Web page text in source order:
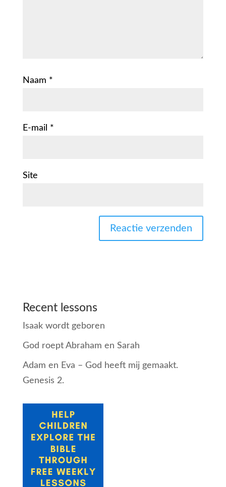
Naam *
E-mail *
Site
Recent lessons
Isaak wordt geboren
God roept Abraham en Sarah
Adam en Eva – God heeft mij gemaakt.
Genesis 2.